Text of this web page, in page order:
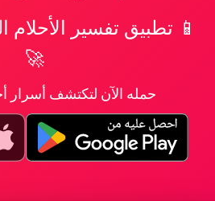
🚀
حمله الآن لتكتشف أسرار